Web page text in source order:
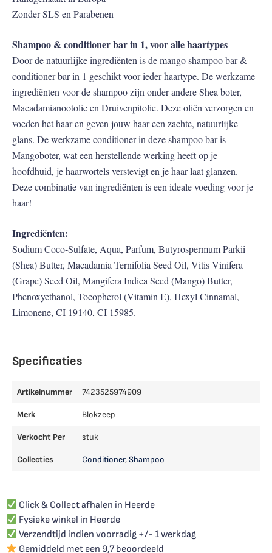
Zonder SLS en Parabenen
Shampoo & conditioner bar in 1, voor alle haartypes
Door de natuurlijke ingrediënten is de mango shampoo bar &
conditioner bar in 1 geschikt voor ieder haartype. De werkzame
ingrediënten voor de shampoo zijn onder andere Shea boter,
Macadamianootolie en Druivenpitolie. Deze oliën verzorgen en
voeden het haar en geven jouw haar een zachte, natuurlijke
glans. De werkzame conditioner in deze shampoo bar is
Mangoboter, wat een herstellende werking heeft op je
hoofdhuid, je haarwortels verstevigt en je haar laat glanzen.
Deze combinatie van ingrediënten is een ideale voeding voor je
haar!
Ingrediënten:
Sodium Coco-Sulfate, Aqua, Parfum, Butyrospermum Parkii
(Shea) Butter, Macadamia Ternifolia Seed Oil, Vitis Vinifera
(Grape) Seed Oil, Mangifera Indica Seed (Mango) Butter,
Phenoxyethanol, Tocopherol (Vitamin E), Hexyl Cinnamal,
Limonene, CI 19140, CI 15985.
Specificaties
Artikelnummer 7423525974909
Merk Blokzeep
Verkocht Per stuk
Collecties Conditioner,Shampoo
Click & Collect afhalen in Heerde
Fysieke winkel in Heerde
Verzendtijd indien voorradig +/- 1 werkdag
Gemiddeld met een 9,7 beoordeeld